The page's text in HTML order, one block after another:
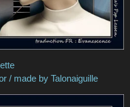
by Michounette
by Talonaiguille